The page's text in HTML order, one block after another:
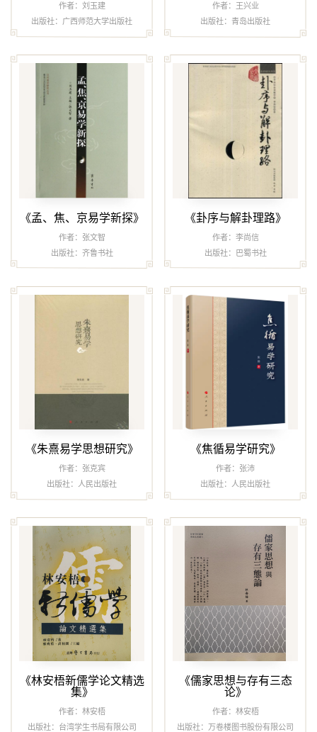
作者：刘玉建
出版社：广西师范大学出版社
作者：王兴业
出版社：青岛出版社
《孟、焦、京易学新探》
作者：张文智
出版社：齐鲁书社
《卦序与解卦理路》
作者：李尚信
出版社：巴蜀书社
《朱熹易学思想研究》
作者：张克宾
出版社：人民出版社
《焦循易学研究》
作者：张沛
出版社：人民出版社
《林安梧新儒学论文精选
集》
作者：林安梧
出版社：台湾学生书局有限公司
《儒家思想与存有三态
论》
作者：林安梧
出版社：万卷楼图书股份有限公司